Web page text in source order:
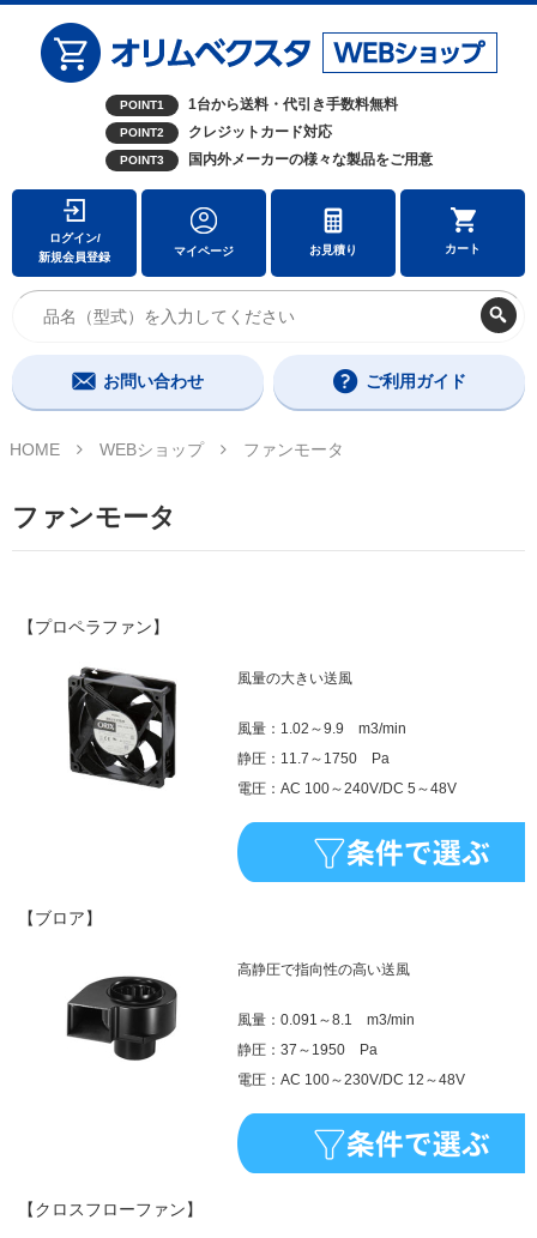
POINT1 1台から送料・代引き手数料無料
POINT2 クレジットカード対応
POINT3 国内外メーカーの様々な製品をご用意
ログイン/
新規会員登録
マイページ お見積り カート
お問い合わせ ご利用ガイド
HOME WEBショップ ファンモータ
ファンモータ
【プロペラファン】
風量の大きい送風
風量：1.02～9.9 m3/min
静圧：11.7～1750 Pa
電圧：AC 100～240V/DC 5～48V
【ブロア】
高静圧で指向性の高い送風
風量：0.091～8.1 m3/min
静圧：37～1950 Pa
電圧：AC 100～230V/DC 12～48V
【クロスフローファン】